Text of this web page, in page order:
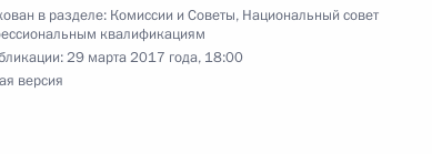
развитию и приоритетным
в разделе: Комиссии и Советы, Национальный совет
квалификациям
29 марта 2017 года, 18:00
версия